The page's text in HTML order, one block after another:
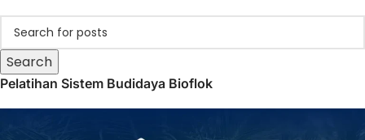
Search
Pelatihan Sistem Budidaya Bioflok